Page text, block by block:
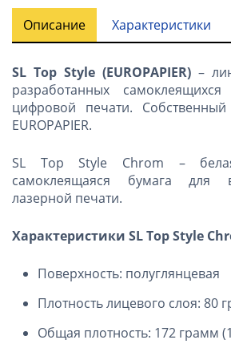
Описание Характеристики
SL Top Style (EUROPAPIER) –
разработанных
цифровой печати.
EUROPAPIER.
SL Top Style Chrom – белая
самоклеящаяся бумага для
лазерной печати.
Характеристики SL Top Style
Поверхность: полуглянцевая
Плотность лицевого слоя: 80
Общая плотность: 172 грамм